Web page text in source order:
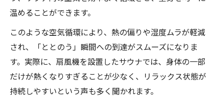
温めることができます。
このような空気循環により、熱の偏りや湿度ムラが軽減
され、「ととのう」瞬間への到達がスムーズになりま
す。実際に、扇風機を設置したサウナでは、身体の一部
だけが熱くなりすぎることが少なく、リラックス状態が
持続しやすいという声も多く聞かれます。